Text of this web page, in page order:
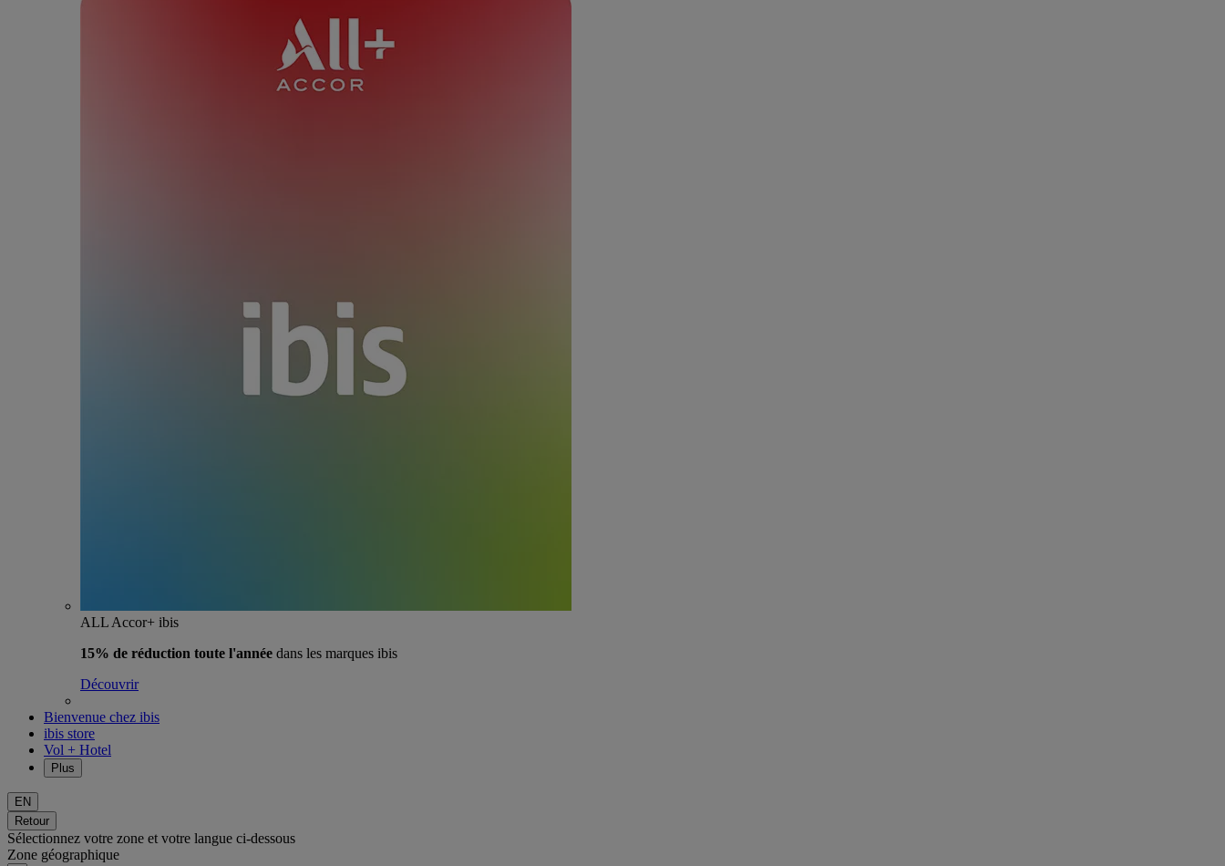
ALL Accor+ ibis
15% de réduction toute l'année dans les marques ibis
Découvrir
Bienvenue chez ibis
ibis store
Vol + Hotel
Plus
EN
Retour
Sélectionnez votre zone et votre langue ci-dessous
Zone géographique